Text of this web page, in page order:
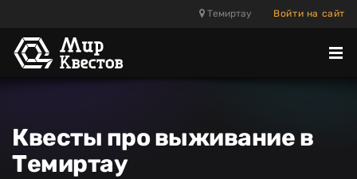
Темиртау Войти на сайт
Квесты про выживание в
Темиртау